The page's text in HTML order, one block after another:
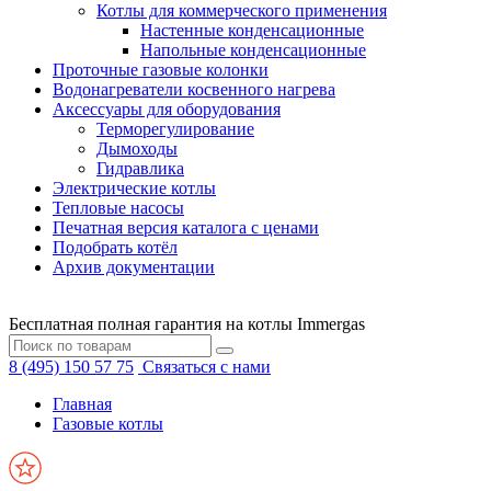
Котлы для коммерческого применения
Настенные конденсационные
Напольные конденсационные
Проточные газовые колонки
Водонагреватели косвенного нагрева
Аксессуары для оборудования
Терморегулирование
Дымоходы
Гидравлика
Электрические котлы
Тепловые насосы
Печатная версия каталога с ценами
Подобрать котёл
Архив документации
Бесплатная полная гарантия на котлы Immergas
8 (495) 150 57 75 Связаться с нами
Главная
Газовые котлы